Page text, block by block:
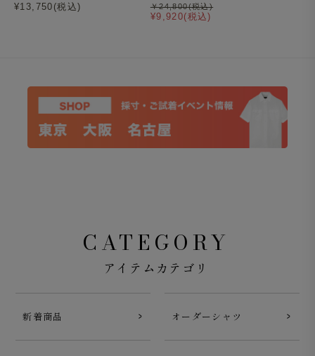
¥13,750(税込)
¥9,920(税込)
￥24,800(税込)
CATEGORY
アイテムカテゴリ
新着商品 オーダーシャツ